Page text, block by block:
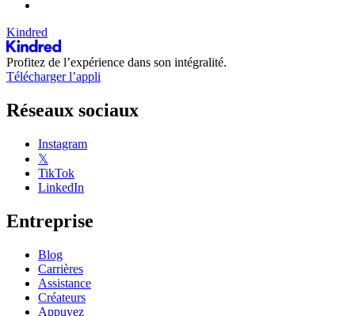
Kindred
Profitez de l’expérience dans son intégralité.
Télécharger l’appli
Réseaux sociaux
Instagram
𝕏
TikTok
LinkedIn
Entreprise
Blog
Carrières
Assistance
Créateurs
Appuyez